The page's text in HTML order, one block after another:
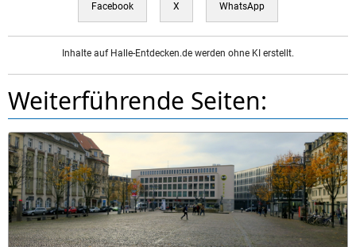
Facebook X WhatsApp
Inhalte auf Halle-Entdecken.de werden ohne KI erstellt.
Weiterführende Seiten: